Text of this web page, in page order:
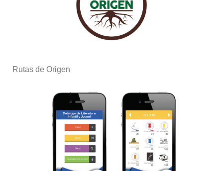
Rutas de Origen